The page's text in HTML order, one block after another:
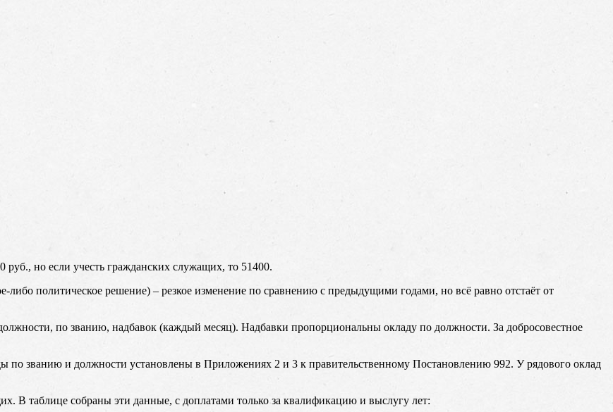
руб., но если учесть гражданских служащих, то 51400.
либо политическое решение) – резкое изменение по сравнению с предыдущими годами, но всё равно отстаёт от
по званию, надбавок (каждый месяц). Надбавки пропорциональны окладу по должности. За добросовестное
по званию и должности установлены в Приложениях 2 и 3 к правительственному Постановлению 992. У рядового оклад
В таблице собраны эти данные, с доплатами только за квалификацию и выслугу лет: